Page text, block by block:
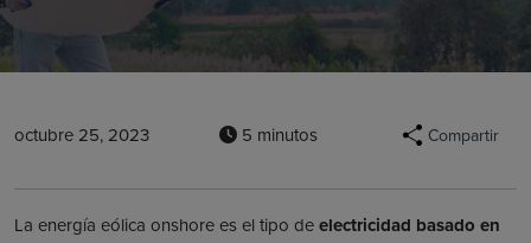
octubre 25, 2023 5 minutos Compartir
La energía eólica onshore es el tipo deelectricidad basado en